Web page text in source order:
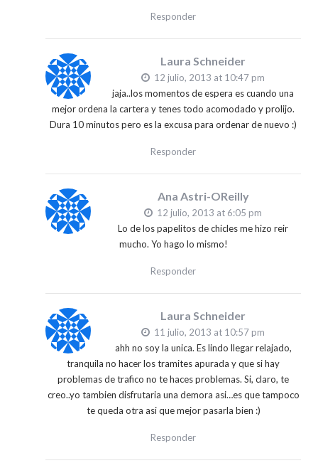
Responder
Laura Schneider
12 julio, 2013 at 10:47 pm
jaja..los momentos de espera es cuando una
mejor ordena la cartera y tenes todo acomodado y prolijo.
Dura 10 minutos pero es la excusa para ordenar de nuevo :)
Responder
Ana Astri-OReilly
12 julio, 2013 at 6:05 pm
Lo de los papelitos de chicles me hizo reir
mucho. Yo hago lo mismo!
Responder
Laura Schneider
11 julio, 2013 at 10:57 pm
ahh no soy la unica. Es lindo llegar relajado,
tranquila no hacer los tramites apurada y que si hay
problemas de trafico no te haces problemas. Si, claro, te
creo..yo tambien disfrutaria una demora asi…es que tampoco
te queda otra asi que mejor pasarla bien :)
Responder